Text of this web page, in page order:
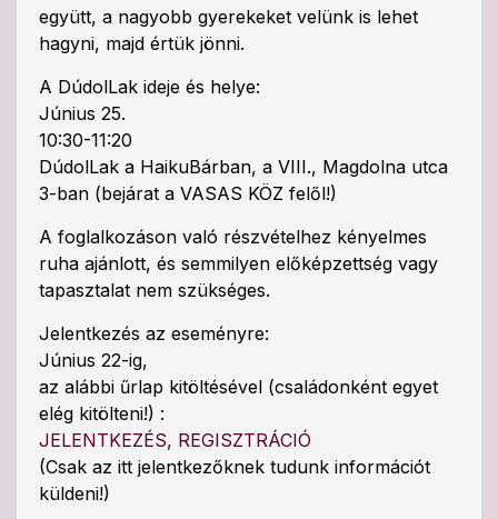
együtt, a nagyobb gyerekeket velünk is lehet
hagyni, majd értük jönni.
A DúdolLak ideje és helye:
Június 25.
10:30-11:20
DúdolLak a HaikuBárban, a VIII., Magdolna utca
3-ban (bejárat a VASAS KÖZ felől!)
A foglalkozáson való részvételhez kényelmes
ruha ajánlott, és semmilyen előképzettség vagy
tapasztalat nem szükséges.
Jelentkezés az eseményre:
Június 22-ig,
az alábbi űrlap kitöltésével (családonként egyet
elég kitölteni!) :
JELENTKEZÉS, REGISZTRÁCIÓ
(Csak az itt jelentkezőknek tudunk információt
küldeni!)